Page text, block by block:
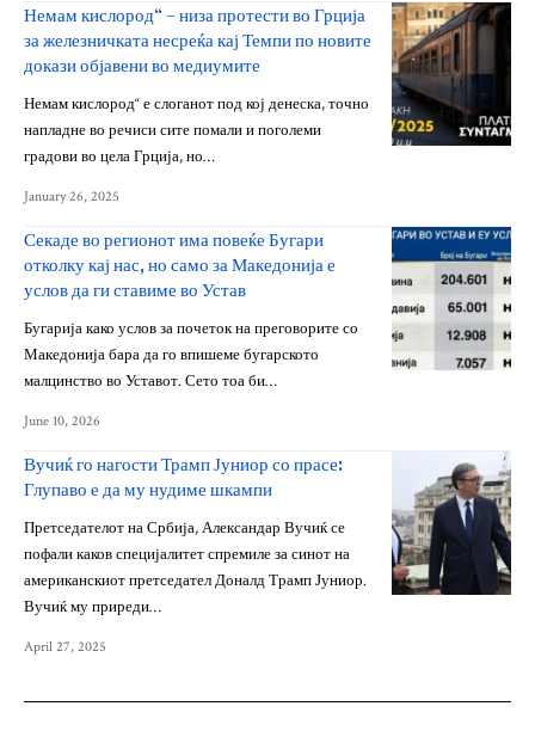
Немам кислород“ – низа протести во Грција
за железничката несреќа кај Темпи по новите
докази објавени во медиумите
Немам кислород“ е слоганот под кој денеска, точно
напладне во речиси сите помали и поголеми
градови во цела Грција, но…
January 26, 2025
Секаде во регионот има повеќе Бугари
отколку кај нас, но само за Македонија е
услов да ги ставиме во Устав
Бугарија како услов за почеток на преговорите со
Македонија бара да го впишеме бугарското
малцинство во Уставот. Сето тоа би…
June 10, 2026
Вучиќ го нагости Трамп Јуниор со прасе:
Глупаво е да му нудиме шкампи
Претседателот на Србија, Александар Вучиќ се
пофали каков специјалитет спремиле за синот на
американскиот претседател Доналд Трамп Јуниор.
Вучиќ му приреди…
April 27, 2025